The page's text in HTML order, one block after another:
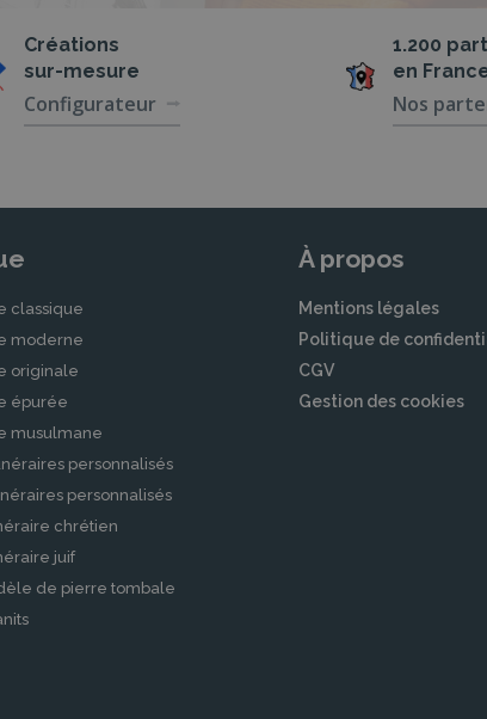
Créations
sur-mesure
Configurateur
1.200
en
Nos
classique
moderne
originale
épurée
musulmane
personnalisés
personnalisés
chrétien
juif
de pierre tombale
À propos
Mentions légales
Politique de
CGV
Gestion des cookies